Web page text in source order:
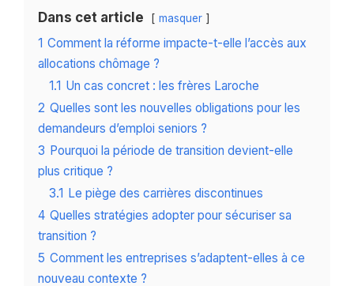
Dans cet article masquer
1 Comment la réforme impacte-t-elle l’accès aux
allocations chômage ?
1.1 Un cas concret : les frères Laroche
2 Quelles sont les nouvelles obligations pour les
demandeurs d’emploi seniors ?
3 Pourquoi la période de transition devient-elle
plus critique ?
3.1 Le piège des carrières discontinues
4 Quelles stratégies adopter pour sécuriser sa
transition ?
5 Comment les entreprises s’adaptent-elles à ce
nouveau contexte ?